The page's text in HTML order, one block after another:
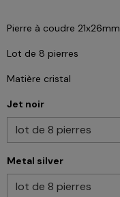
Pierre à coudre 21x26mm
Lot de 8 pierres
Matière cristal
Jet noir
Metal silver